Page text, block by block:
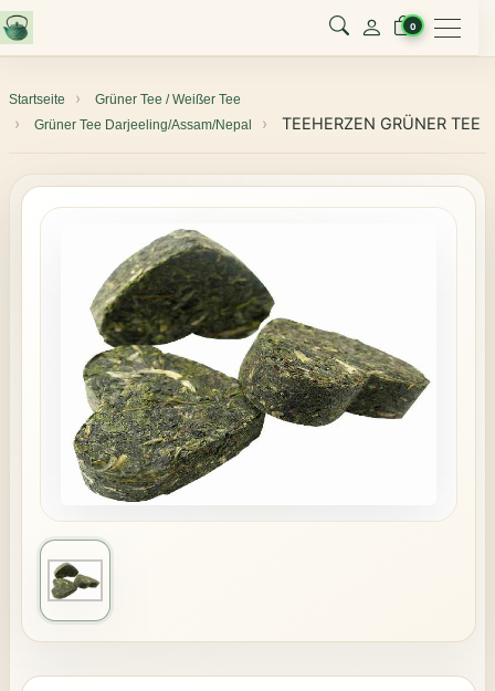
0 Menu
Startseite
Grüner Tee / Weißer Tee
Grüner Tee Darjeeling/Assam/Nepal
TEEHERZEN GRÜNER TEE